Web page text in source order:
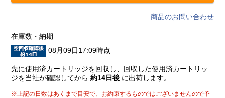
商品のお問い合わせ
在庫数・納期
08月09日17:09時点
先に使用済カートリッジを回収し、回収した使用済カートリッ
ジを当社が確認してから約14日後 に出荷します。
※上記の日数はあくまで目安で、お約束するものではございませんので予